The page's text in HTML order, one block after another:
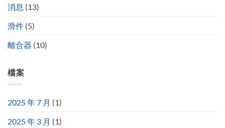
消息 (13)
滑件 (5)
離合器 (10)
檔案
2025 年 7 月 (1)
2025 年 3 月 (1)